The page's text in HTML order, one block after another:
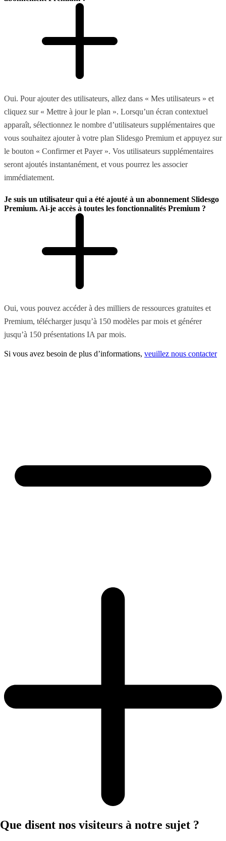
Oui. Pour ajouter des utilisateurs, allez dans « Mes utilisateurs » et
cliquez sur « Mettre à jour le plan ». Lorsqu’un écran contextuel
apparaît, sélectionnez le nombre d’utilisateurs supplémentaires que
vous souhaitez ajouter à votre plan Slidesgo Premium et appuyez sur
le bouton « Confirmer et Payer ». Vos utilisateurs supplémentaires
seront ajoutés instantanément, et vous pourrez les associer
immédiatement.
Je suis un utilisateur qui a été ajouté à un abonnement Slidesgo
Premium. Ai-je accès à toutes les fonctionnalités Premium ?
Oui, vous pouvez accéder à des milliers de ressources gratuites et
Premium, télécharger jusqu’à 150 modèles par mois et générer
jusqu’à 150 présentations IA par mois.
Si vous avez besoin de plus d’informations, veuillez nous contacter
Que disent nos visiteurs à notre sujet ?